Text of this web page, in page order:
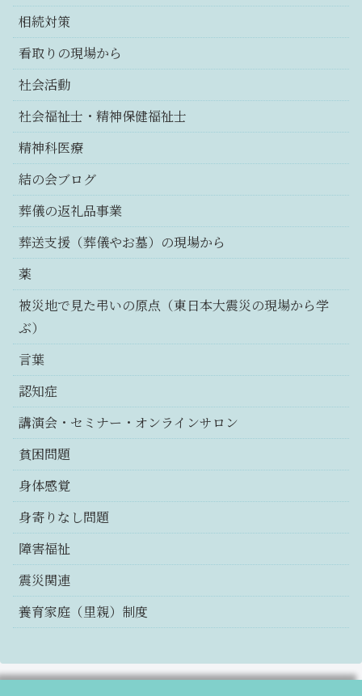
相続対策
看取りの現場から
社会活動
社会福祉士・精神保健福祉士
精神科医療
結の会ブログ
葬儀の返礼品事業
葬送支援（葬儀やお墓）の現場から
薬
被災地で見た弔いの原点（東日本大震災の現場から学
ぶ）
言葉
認知症
講演会・セミナー・オンラインサロン
貧困問題
身体感覚
身寄りなし問題
障害福祉
震災関連
養育家庭（里親）制度